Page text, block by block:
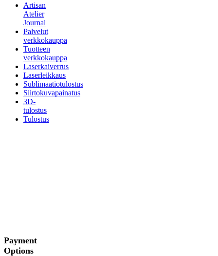
Artisan
Atelier
Journal
Palvelut
verkkokauppa
Tuotteen
verkkokauppa
Laserkaiverrus
Laserleikkaus
Sublimaatiotulostus
Siirtokuvapainatus
3D-
tulostus
Tulostus
Payment
Options